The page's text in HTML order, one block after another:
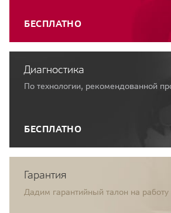
БЕСПЛАТНО
Диагностика
По технологии, рекомендованной
БЕСПЛАТНО
Гарантия
Дадим гарантийный талон на работу